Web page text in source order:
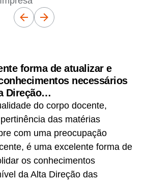
forma de atualizar e
necessários
Direção…
do corpo docente,
das matérias
com uma preocupação
é uma excelente forma de
os conhecimentos
da Alta Direção das